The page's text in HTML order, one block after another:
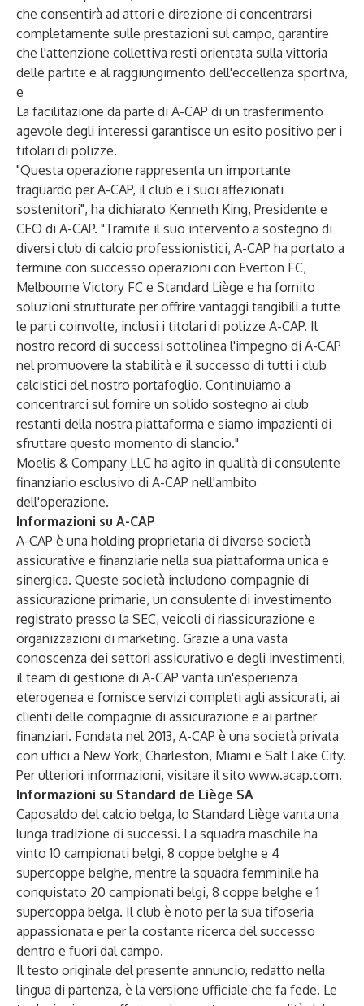
che consentirà ad attori e direzione di concentrarsi
completamente sulle prestazioni sul campo, garantire
che l'attenzione collettiva resti orientata sulla vittoria
delle partite e al raggiungimento dell'eccellenza sportiva,
e
La facilitazione da parte di A-CAP di un trasferimento
agevole degli interessi garantisce un esito positivo per i
titolari di polizze.
"Questa operazione rappresenta un importante
traguardo per A-CAP, il club e i suoi affezionati
sostenitori", ha dichiarato Kenneth King, Presidente e
CEO di A-CAP. "Tramite il suo intervento a sostegno di
diversi club di calcio professionistici, A-CAP ha portato a
termine con successo operazioni con Everton FC,
Melbourne Victory FC e Standard Liège e ha fornito
soluzioni strutturate per offrire vantaggi tangibili a tutte
le parti coinvolte, inclusi i titolari di polizze A-CAP. Il
nostro record di successi sottolinea l'impegno di A-CAP
nel promuovere la stabilità e il successo di tutti i club
calcistici del nostro portafoglio. Continuiamo a
concentrarci sul fornire un solido sostegno ai club
restanti della nostra piattaforma e siamo impazienti di
sfruttare questo momento di slancio."
Moelis & Company LLC ha agito in qualità di consulente
finanziario esclusivo di A-CAP nell'ambito
dell'operazione.
Informazioni su A-CAP
A-CAP è una holding proprietaria di diverse società
assicurative e finanziarie nella sua piattaforma unica e
sinergica. Queste società includono compagnie di
assicurazione primarie, un consulente di investimento
registrato presso la SEC, veicoli di riassicurazione e
organizzazioni di marketing. Grazie a una vasta
conoscenza dei settori assicurativo e degli investimenti,
il team di gestione di A-CAP vanta un'esperienza
eterogenea e fornisce servizi completi agli assicurati, ai
clienti delle compagnie di assicurazione e ai partner
finanziari. Fondata nel 2013, A-CAP è una società privata
con uffici a New York, Charleston, Miami e Salt Lake City.
Per ulteriori informazioni, visitare il sito www.acap.com.
Informazioni su Standard de Liège SA
Caposaldo del calcio belga, lo Standard Liège vanta una
lunga tradizione di successi. La squadra maschile ha
vinto 10 campionati belgi, 8 coppe belghe e 4
supercoppe belghe, mentre la squadra femminile ha
conquistato 20 campionati belgi, 8 coppe belghe e 1
supercoppa belga. Il club è noto per la sua tifoseria
appassionata e per la costante ricerca del successo
dentro e fuori dal campo.
Il testo originale del presente annuncio, redatto nella
lingua di partenza, è la versione ufficiale che fa fede. Le